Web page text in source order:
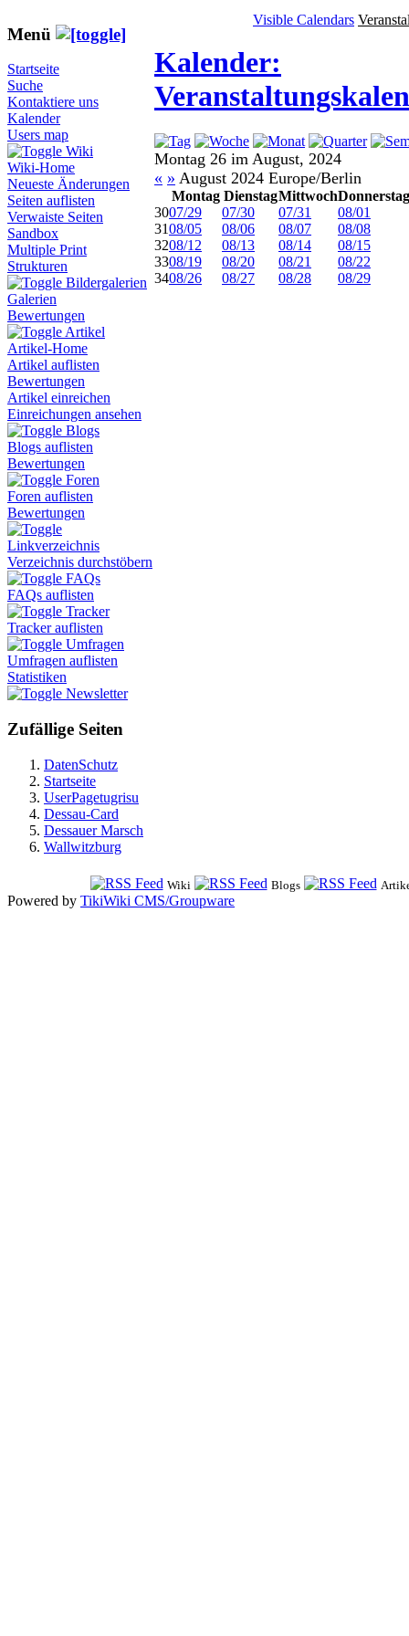
Menü
Startseite
Suche
Kontaktiere uns
Kalender
Users map
Wiki
Wiki-Home
Neueste Änderungen
Seiten auflisten
Verwaiste Seiten
Sandbox
Multiple Print
Strukturen
Bildergalerien
Galerien
Bewertungen
Artikel
Artikel-Home
Artikel auflisten
Bewertungen
Artikel einreichen
Einreichungen ansehen
Blogs
Blogs auflisten
Bewertungen
Foren
Foren auflisten
Bewertungen
Linkverzeichnis
Verzeichnis durchstöbern
FAQs
FAQs auflisten
Tracker
Tracker auflisten
Umfragen
Umfragen auflisten
Statistiken
Newsletter
Zufällige Seiten
DatenSchutz
Startseite
UserPagetugrisu
Dessau-Card
Dessauer Marsch
Wallwitzburg
Visible Calendars
Kalender:
Montag 26 im August, 2024
« » August 2024 Europe/Berlin
Montag DienstagMittwochDonnerstag
3007/29 07/30 07/31
08/01
3108/05 08/06 08/07
08/08
3208/12 08/13 08/14
08/15
3308/19 08/20 08/21
08/22
3408/26 08/27 08/28 08/29
Wiki Blogs
Powered by TikiWiki CMS/Groupware